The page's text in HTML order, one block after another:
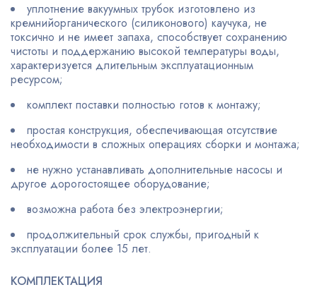
уплотнение вакуумных трубок изготовлено из
кремнийорганического (силиконового) каучука, не
токсично и не имеет запаха, способствует сохранению
чистоты и поддержанию высокой температуры воды,
характеризуется длительным эксплуатационным
ресурсом;
комплект поставки полностью готов к монтажу;
простая конструкция, обеспечивающая отсутствие
необходимости в сложных операциях сборки и монтажа;
не нужно устанавливать дополнительные насосы и
другое дорогостоящее оборудование;
возможна работа без электроэнергии;
продолжительный срок службы, пригодный к
эксплуатации более 15 лет.
КОМПЛЕКТАЦИЯ